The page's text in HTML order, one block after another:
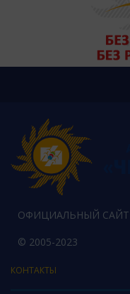
ОФИЦИАЛЬНЫЙ
© 2005-2023
КОНТАКТЫ